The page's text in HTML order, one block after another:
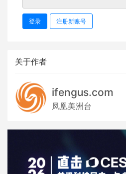
登录 注册新账号
关于作者
ifengus.com
凤凰美洲台